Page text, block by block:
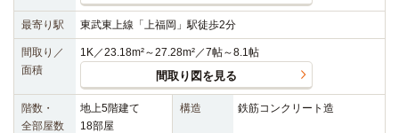
最寄り駅 東武東上線「上福岡」駅徒歩2分
間取り／
面積
1K／23.18m²～27.28m²／7帖～8.1帖
間取り図を見る
階数・
全部屋数
地上5階建て
18部屋
構造 鉄筋コンクリート造